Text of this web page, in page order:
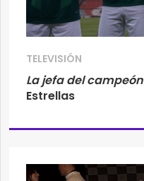
TELEVISIÓN
La jefa del campeón
Estrellas